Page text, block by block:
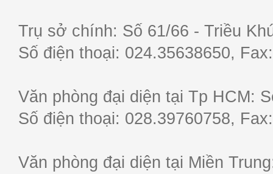
Trụ sở chính: Số 61/66 - Triều
Số điện thoại: 024.35638650,
Văn phòng đại diện tại Tp HCM:
Số điện thoại: 028.39760758,
Văn phòng đại diện tại Miền